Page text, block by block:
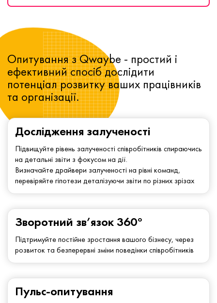
Дослідження залученості
Підвищуйте рівень залученості співробітників спираючись
на детальні звіти з фокусом на дії.
Визначайте драйвери залученості на рівні команд,
перевіряйте гіпотези деталізуючи звіти по різних зрізах
Зворотний зв’язок 360°
Підтримуйте постійне зростання вашого бізнесу, через
розвиток та безперервні зміни поведінки співробітників
Опитування з Qwaybe - простий і
ефективний спосіб дослідити
потенціал розвитку ваших працівників
та організації.
Пульс-опитування